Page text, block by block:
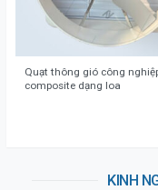
Quạt thông gió công
composite dạng loa
KINH